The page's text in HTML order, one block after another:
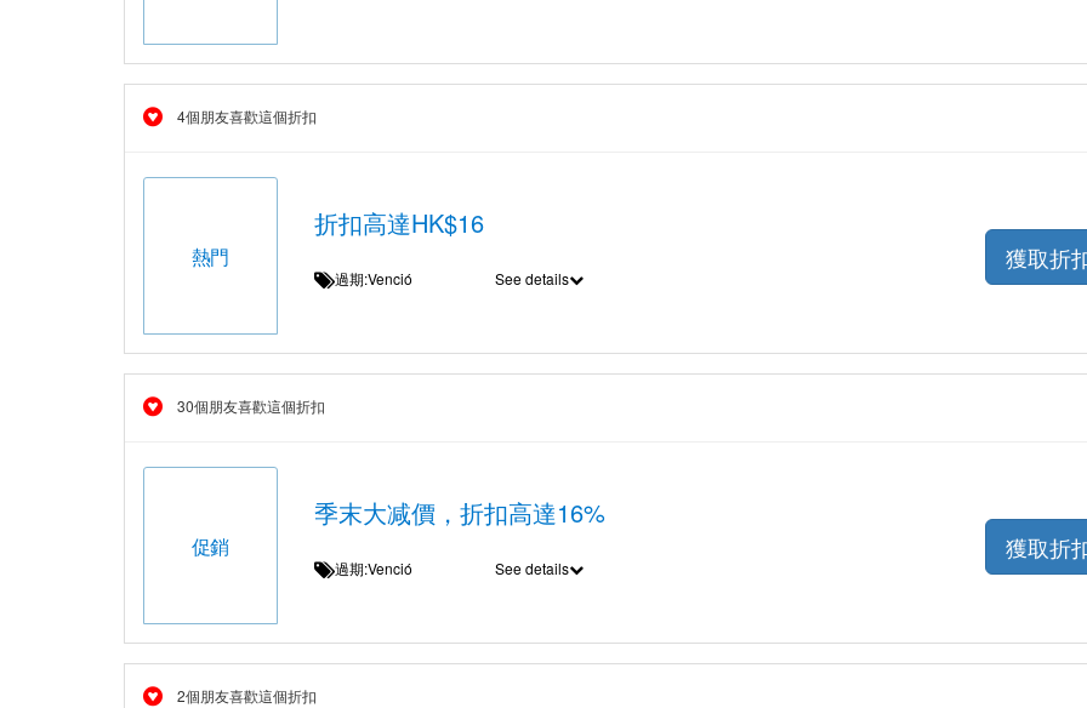
4個朋友喜歡這個折扣
熱門
折扣高達HK$16
過期:Venció See details
獲取折
30個朋友喜歡這個折扣
促銷
季末大减價，折扣高達16%
過期:Venció See details
獲取折
2個朋友喜歡這個折扣